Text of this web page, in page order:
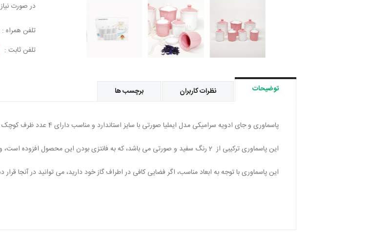
در صورت
تلفن همراه :
تلفن ثابت :
توضیحات نظرات کاربران برچسب ها
پاسماوری و جای ادویه سرامیکی مدل ایملیا صورتی با سایز استاندارد و مناسب دارای 4 عدد ظرف کوچک و 3 عدد ظرف بزرگ می باشد.
این پاسماوری ترکیبی از 2 رنگ سفید و صورتی می باشد
، که به فانتزی بودن این محصول افزوده است،
این پاسماوری با توجه به ابعاد مناسب، اگر فضایی کافی در اطراف گاز خود دارید، می توانید در آنجا قرار